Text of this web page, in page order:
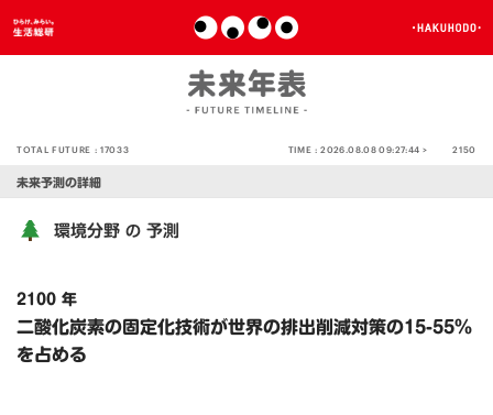
TOTAL FUTURE :17033 TIME :2026.08.08 09:27:44 > 2150
未来予測の詳細
環境分野 の 予測
2100 年
二酸化炭素の固定化技術が世界の排出削減対策の15-55％
を占める